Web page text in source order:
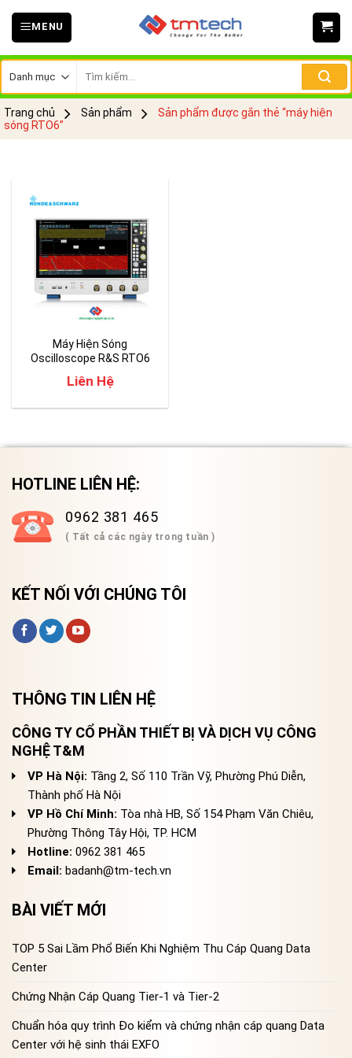
Skip
MENU
kiếm:
Trang chủ Sản phẩm
Sản phẩm được gắn thẻ “máy hiện
sóng RTO6”
Máy Hiện Sóng
Oscilloscope R&S RTO6
Liên Hệ
HOTLINE LIÊN HỆ:
0962 381 465
( Tất cả các ngày trong tuần )
KẾT NỐI VỚI CHÚNG TÔI
THÔNG TIN LIÊN HỆ
CÔNG TY CỔ PHẦN THIẾT BỊ VÀ DỊCH VỤ CÔNG
NGHỆ T&M
VP Hà Nội: Tầng 2, Số 110 Trần Vỹ, Phường Phú Diễn,
Thành phố Hà Nội
VP Hồ Chí Minh: Tòa nhà HB, Số 154 Phạm Văn Chiêu,
Phường Thông Tây Hội, TP. HCM
Hotline: 0962 381 465
Email: badanh@tm-tech.vn
BÀI VIẾT MỚI
TOP 5 Sai Lầm Phổ Biến Khi Nghiệm Thu Cáp Quang Data
Center
Chứng Nhận Cáp Quang Tier-1 và Tier-2
Chuẩn hóa quy trình Đo kiểm và chứng nhận cáp quang Data
Center với hệ sinh thái EXFO